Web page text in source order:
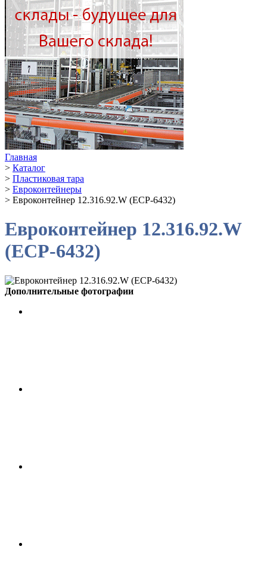
Главная
> Каталог
> Пластиковая тара
> Евроконтейнеры
> Евроконтейнер 12.316.92.W (ЕСР-6432)
Евроконтейнер 12.316.92.W
(ЕСР-6432)
Дополнительные фотографии